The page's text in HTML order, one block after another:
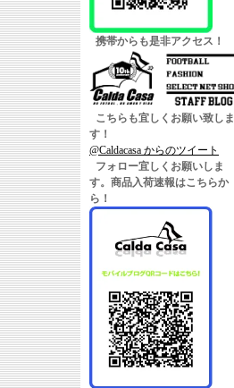
携帯からも是非アクセス！
こちらも宜しくお願い致しま
す！
@Caldacasa からのツイート
フォロー宜しくお願いしま
す。商品入荷速報はこちらか
ら！